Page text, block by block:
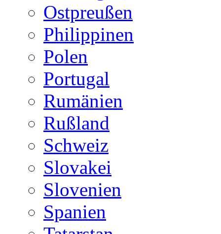
Ostpreußen
Philippinen
Polen
Portugal
Rumänien
Rußland
Schweiz
Slovakei
Slovenien
Spanien